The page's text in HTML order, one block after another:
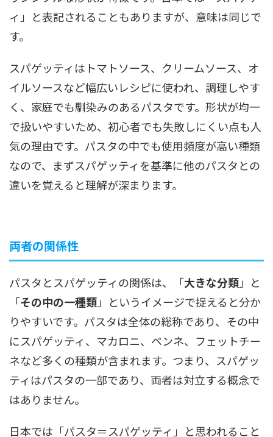
ィ」と表記されることもありますが、意味は同じで
す。
スパゲッティはトマトソース、クリームソース、オ
イルソースなど幅広いレシピに使われ、調理しやす
く、家庭でも馴染みのあるパスタです。形状が均一
で扱いやすいため、初心者でも失敗しにくい点も人
気の理由です。パスタの中でも使用頻度が高い種類
なので、まずスパゲッティを基準に他のパスタとの
違いを覚えると理解が深まります。
両者の関係性
パスタとスパゲッティの関係は、「大きな分類」と
「その中の一種類」というイメージで捉えると分か
りやすいです。パスタは全体の総称であり、その中
にスパゲッティ、マカロニ、ペンネ、フェットチー
ネなど多くの種類が含まれます。つまり、スパゲッ
ティはパスタの一部であり、両者は対立する概念で
はありません。
日本では「パスタ＝スパゲッティ」と思われること